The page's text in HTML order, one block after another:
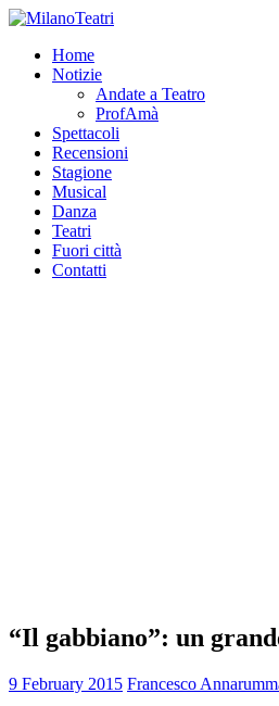
Home
Notizie
Andate a Teatro
ProfAmà
Spettacoli
Recensioni
Stagione
Musical
Danza
Teatri
Fuori città
Contatti
“Il gabbiano”: un
9 February 2015 Francesco